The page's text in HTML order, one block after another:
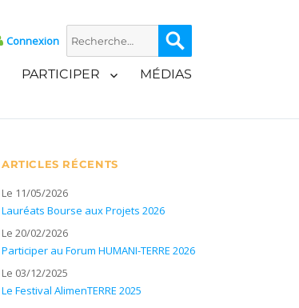
Connexion
Recherche
pour :
PARTICIPER MÉDIAS
ARTICLES RÉCENTS
Le 11/05/2026
Lauréats Bourse aux Projets 2026
Le 20/02/2026
Participer au Forum HUMANI-TERRE 2026
Le 03/12/2025
Le Festival AlimenTERRE 2025